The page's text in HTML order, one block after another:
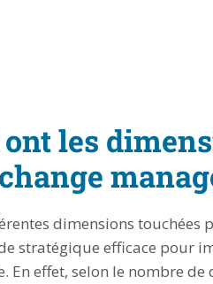
les
dimensions touchées
stratégique efficace pour
En effet, selon le nombre